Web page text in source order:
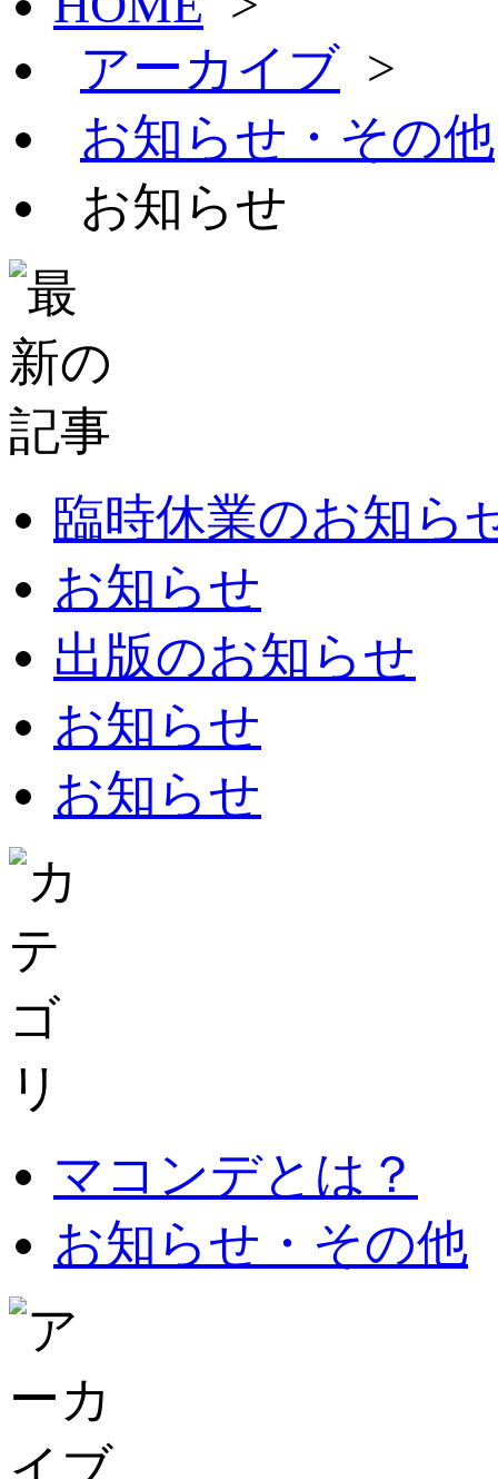
アーカイブ >
お知らせ・その他
お知らせ
臨時休業のお知ら
お知らせ
出版のお知らせ
お知らせ
お知らせ
マコンデとは？
お知らせ・その他